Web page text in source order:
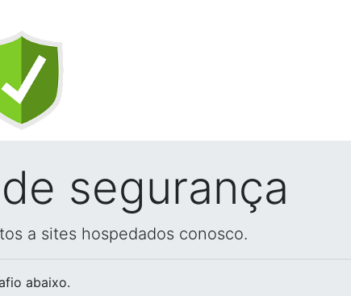
segurança
a sites hospedados conosco.
abaixo.